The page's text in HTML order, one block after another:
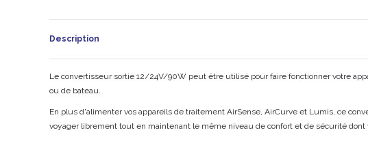
Description
Le convertisseur sortie 12/24V/90W peut être utilisé pour faire fonctionner votre
ou de bateau.
En plus d'alimenter vos appareils de traitement AirSense, AirCurve et Lumis, ce
voyager librement tout en maintenant le même niveau de confort et de sécurité dont